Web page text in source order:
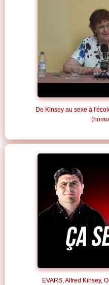
De Kinsey au sexe à
EVARS, Alfred Kinsey,